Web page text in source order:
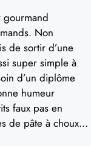
gourmand
Non
de sortir d’une
super simple à
d’un diplôme
humeur
faux pas en
de pâte à choux…